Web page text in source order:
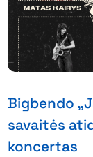
Bigbendo
savaitės
koncertas